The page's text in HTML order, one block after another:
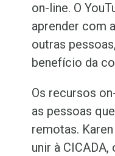
on-line. O
aprender com
outras
benefício da
Os recursos
as pessoas
remotas.
unir à